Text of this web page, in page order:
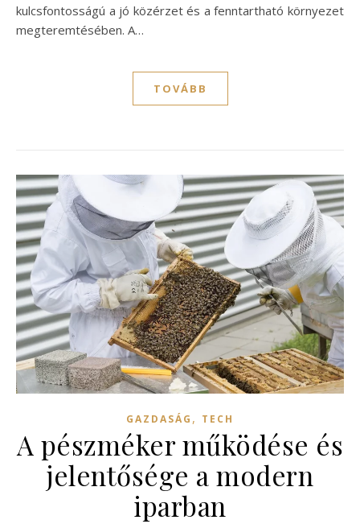
kulcsfontosságú a jó közérzet és a fenntartható környezet
megteremtésében. A…
TOVÁBB
GAZDASÁG , TECH
A pészméker működése és
jelentősége a modern
iparban